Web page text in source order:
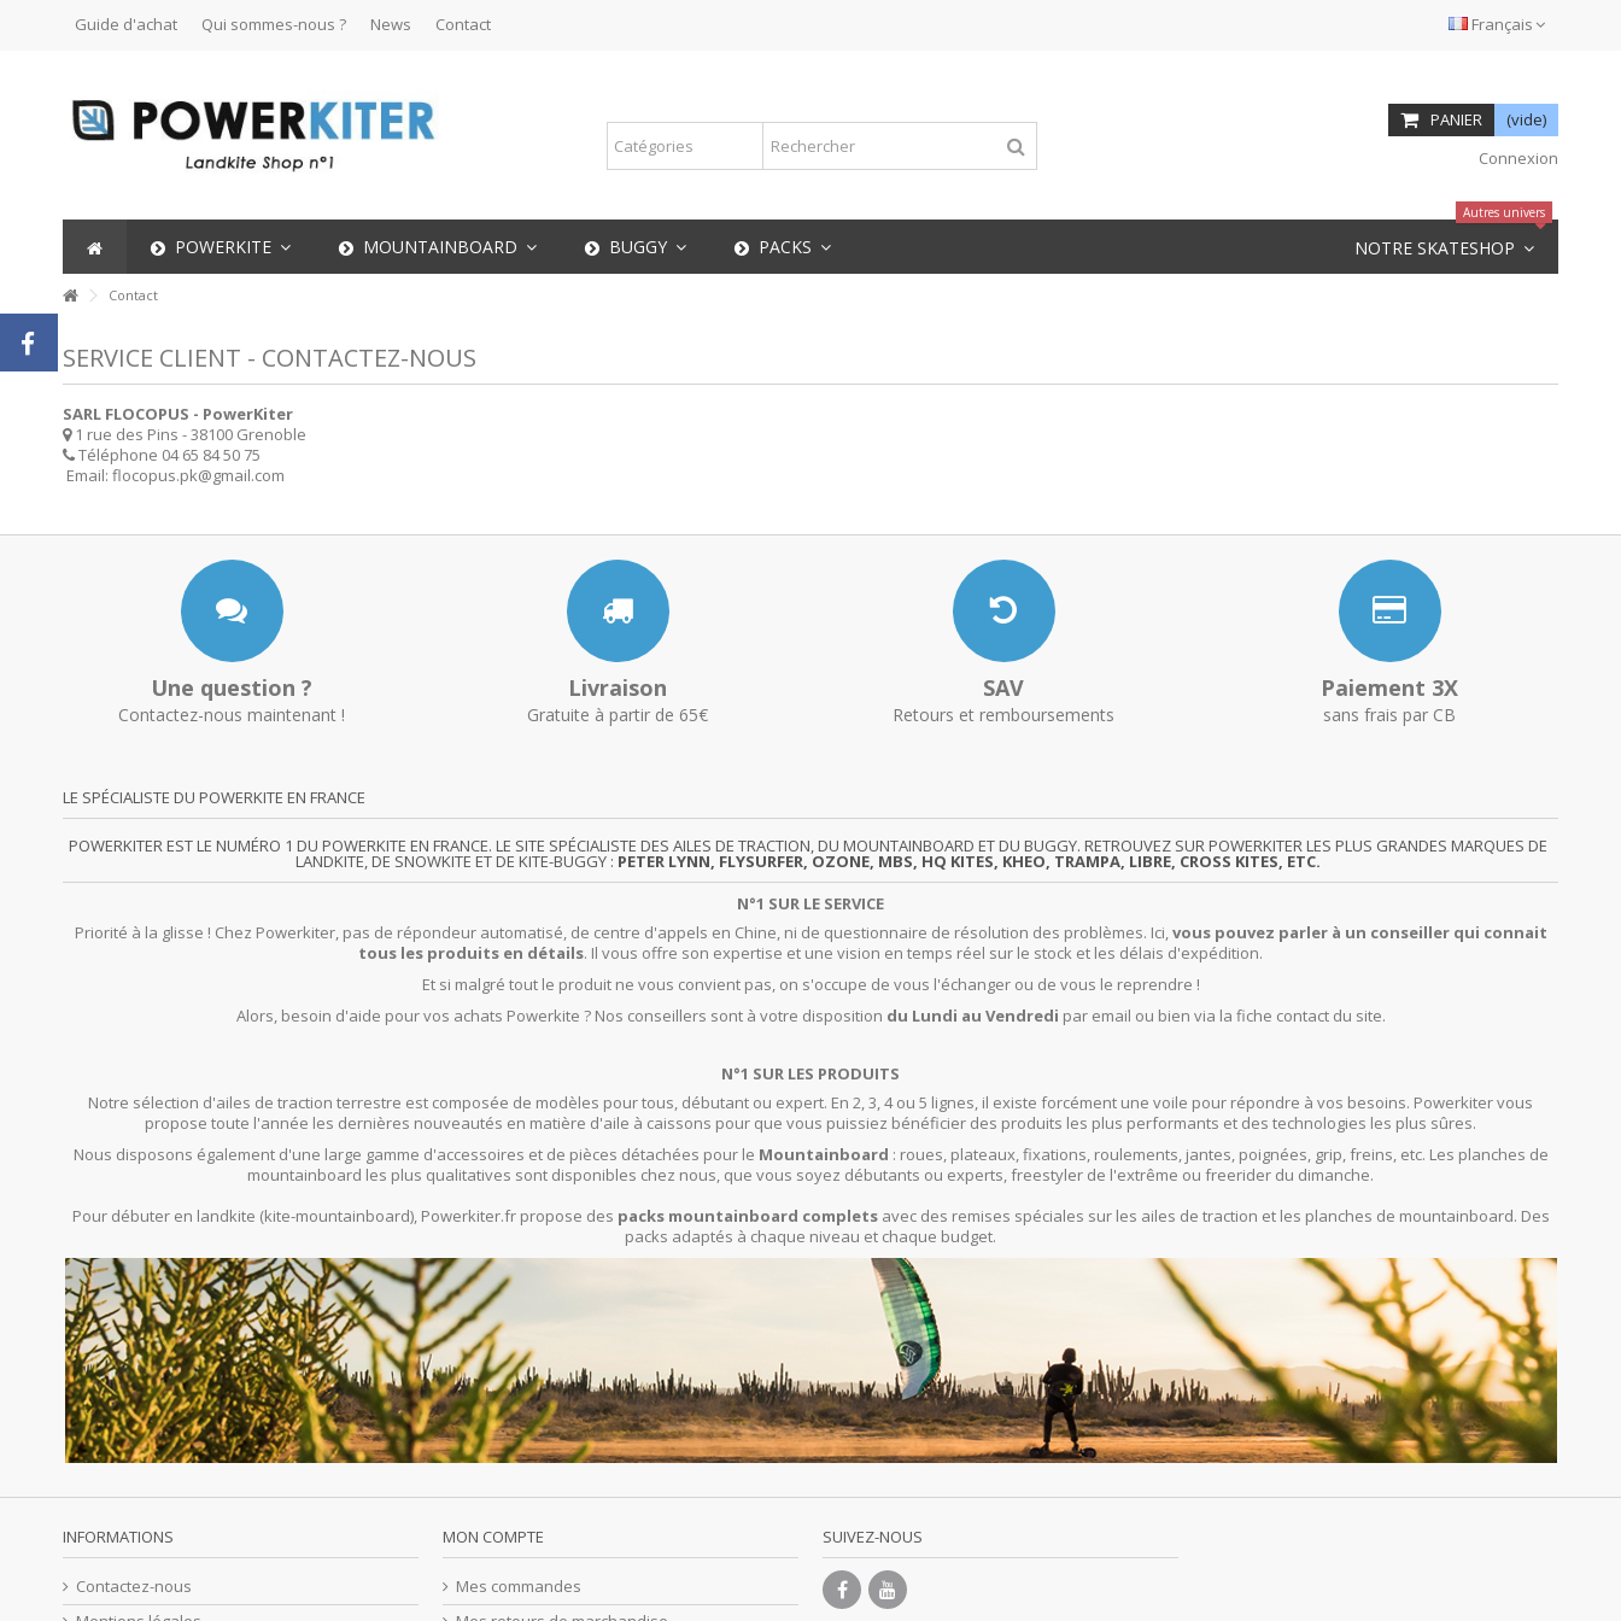
Français
Guide d'achat Qui sommes-nous ? News Contact
PANIER
(vide)
Connexion
POWERKITE MOUNTAINBOARD BUGGY PACKS NOTRE SKATESHOP
Autres univers
Contact
SERVICE CLIENT - CONTACTEZ-NOUS
SARL FLOCOPUS - PowerKiter
1 rue des Pins - 38100 Grenoble
Téléphone 04 65 84 50 75
Email: flocopus.pk@gmail.com
Une question ?
Contactez-nous maintenant !
Livraison
Gratuite à partir de 65€
SAV
Retours et remboursements
Paiement 3X
sans frais par CB
LE SPÉCIALISTE DU POWERKITE EN FRANCE
POWERKITER EST LE NUMÉRO 1 DU POWERKITE EN FRANCE. LE SITE SPÉCIALISTE DES AILES DE TRACTION, DU MOUNTAINBOARD ET DU BUGGY. RETROUVEZ SUR POWERKITER LES PLUS GRANDES MARQUES DE
LANDKITE, DE SNOWKITE ET DE KITE-BUGGY : PETER LYNN, FLYSURFER, OZONE, MBS, HQ KITES, KHEO, TRAMPA, LIBRE, CROSS KITES, ETC.
N°1 SUR LE SERVICE
Priorité à la glisse ! Chez Powerkiter, pas de répondeur automatisé, de centre d'appels en Chine, ni de questionnaire de résolution des problèmes. Ici,vous pouvez parler à un conseiller qui connait
tous les produits en détails. Il vous offre son expertise et une vision en temps réel sur le stock et les délais d'expédition.
Et si malgré tout le produit ne vous convient pas, on s'occupe de vous l'échanger ou de vous le reprendre !
Alors, besoin d'aide pour vos achats Powerkite ? Nos conseillers sont à votre disposition du Lundi au Vendredi par email ou bien via la fiche contact du site.
N°1 SUR LES PRODUITS
Notre sélection d'ailes de traction terrestre est composée de modèles pour tous, débutant ou expert. En 2, 3, 4 ou 5 lignes, il existe forcément une voile pour répondre à vos besoins. Powerkiter vous
propose toute l'année les dernières nouveautés en matière d'aile à caissons pour que vous puissiez bénéficier des produits les plus performants et des technologies les plus sûres.
Nous disposons également d'une large gamme d'accessoires et de pièces détachées pour le Mountainboard : roues, plateaux, fixations, roulements, jantes, poignées, grip, freins, etc. Les planches de
mountainboard les plus qualitatives sont disponibles chez nous, que vous soyez débutants ou experts, freestyler de l'extrême ou freerider du dimanche.
Pour débuter en landkite (kite-mountainboard), Powerkiter.fr propose des packs mountainboard completsavec des remises spéciales sur les ailes de traction et les planches de mountainboard. Des
packs adaptés à chaque niveau et chaque budget.
INFORMATIONS
Contactez-nous
MON COMPTE
Mes commandes
SUIVEZ-NOUS